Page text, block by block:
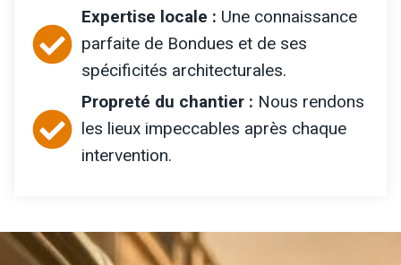
Expertise locale : Une connaissance
parfaite de Bondues et de ses
spécificités architecturales.
Propreté du chantier : Nous rendons
les lieux impeccables après chaque
intervention.